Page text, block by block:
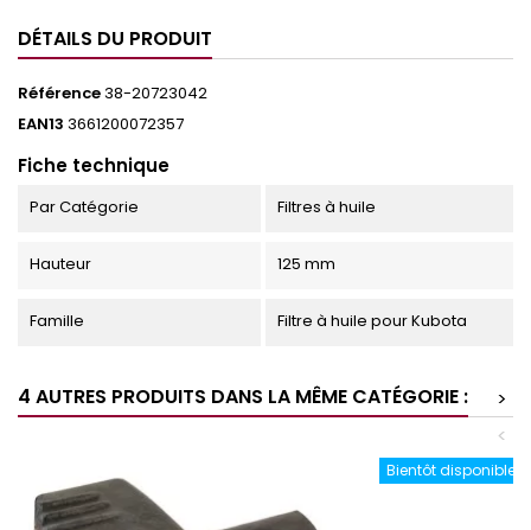
DÉTAILS DU PRODUIT
Référence38-20723042
EAN13 3661200072357
Fiche technique
Par Catégorie Filtres à huile
Hauteur 125 mm
Famille Filtre à huile pour Kubota
4 AUTRES PRODUITS DANS LA MÊME CATÉGORIE :
>
<
Bientôt disponible